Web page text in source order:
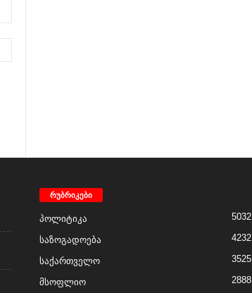
რუბრიკები
პოლიტიკა 5032
საზოგადოება 4232
საქართველო 3525
მსოფლიო 2888